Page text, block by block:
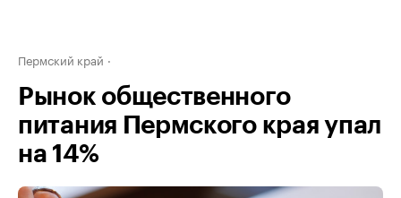
Пермский край
Рынок общественного
питания Пермского края упал
на 14%